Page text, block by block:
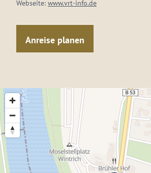
Webseite: www.vrt-info.de
Anreise planen